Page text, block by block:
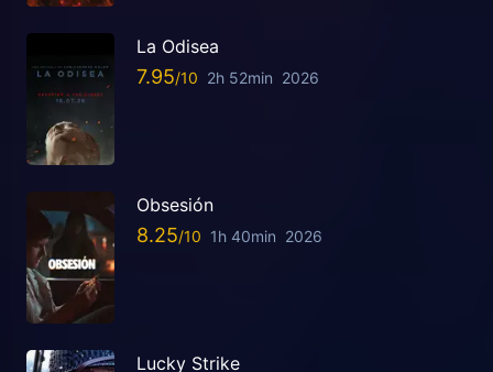
La Odisea
7.95 2h 52min 2026
Obsesión
8.25 1h 40min 2026
Lucky Strike